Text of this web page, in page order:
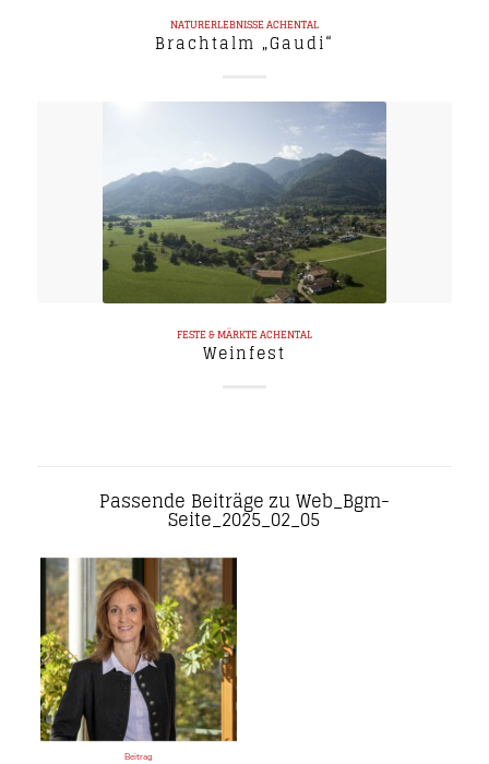
NATURERLEBNISSEACHENTAL
Brachtalm „Gaudi“
FESTE & MÄRKTEACHENTAL
Weinfest
Passende Beiträge zu Web_Bgm-
Seite_2025_02_05
Beitrag